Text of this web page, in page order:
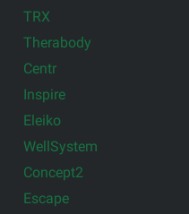
TRX
Therabody
Centr
Inspire
Eleiko
WellSystem
Concept2
Escape